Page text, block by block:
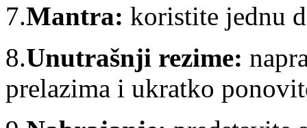
7.Mantra: koristite jednu
8.Unutrašnji rezime:
prelazima i ukratko